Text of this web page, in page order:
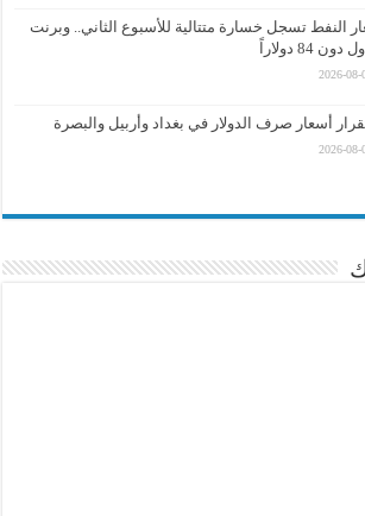
النفط تسجل خسارة متتالية للأسبوع الثاني.. وبرنت
دون 84 دولاراً
2026-08-
أسعار صرف الدولار في بغداد وأربيل والبصرة
2026-08-